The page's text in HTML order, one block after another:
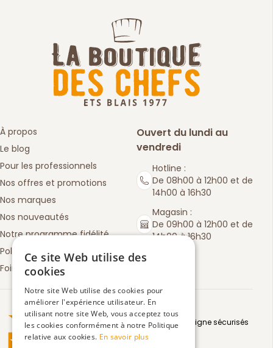
À propos
Le blog
Pour les professionnels
Nos offres et promotions
Nos marques
Nos nouveautés
Notre programme fidélité
Politique de retours
Foire aux questions
Ouvert du lundi au
vendredi
Hotline :
De 08h00 à 12h00 et de
14h00 à 16h30
Magasin :
De 09h00 à 12h00 et de
14h00 à 16h30
Truspilot : La Boutique des chefs
Moyens de paiement en ligne sécurisés
Ce site Web utilise des
cookies
Notre site Web utilise des cookies pour
améliorer l'expérience utilisateur. En
utilisant notre site Web, vous acceptez tous
les cookies conformément à notre Politique
relative aux cookies. En savoir plus